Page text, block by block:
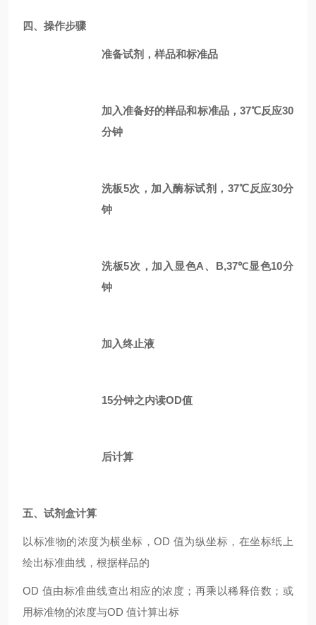
四、 操作步骤
准备试剂，样品和标准品
加入准备好的样品和标准品，37℃反应30
分钟
洗板5次，加入酶标试剂，37℃反应30分
钟
洗板5次，加入显色A、B,37℃显色10分
钟
加入终止液
15分钟之内读OD值
后计算
五、 试剂盒计算
以标准物的浓度为横坐标，OD 值为纵坐标，在坐标纸上
绘出标准曲线，根据样品的
OD 值由标准曲线查出相应的浓度；再乘以稀释倍数；或
用标准物的浓度与OD 值计算出标